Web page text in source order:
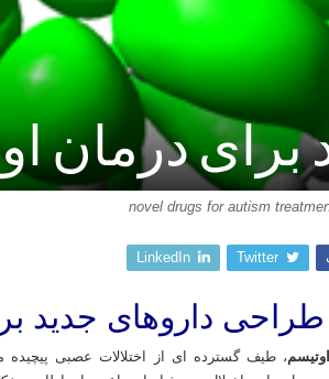
درمان
novel drugs for autism
Twitter
LinkedIn
طراحی داروهای جدید
، طیف گسترده ای از اختلالات عصبی